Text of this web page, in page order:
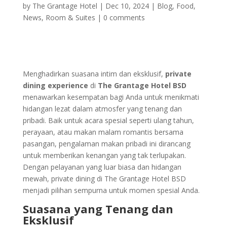
by The Grantage Hotel | Dec 10, 2024| Blog, Food,
News, Room & Suites | 0 comments
Menghadirkan suasana intim dan eksklusif, private
dining experience di The Grantage Hotel BSD
menawarkan kesempatan bagi Anda untuk menikmati
hidangan lezat dalam atmosfer yang tenang dan
pribadi. Baik untuk acara spesial seperti ulang tahun,
perayaan, atau makan malam romantis bersama
pasangan, pengalaman makan pribadi ini dirancang
untuk memberikan kenangan yang tak terlupakan.
Dengan pelayanan yang luar biasa dan hidangan
mewah, private dining di The Grantage Hotel BSD
menjadi pilihan sempurna untuk momen spesial Anda.
Suasana yang Tenang dan
Eksklusif